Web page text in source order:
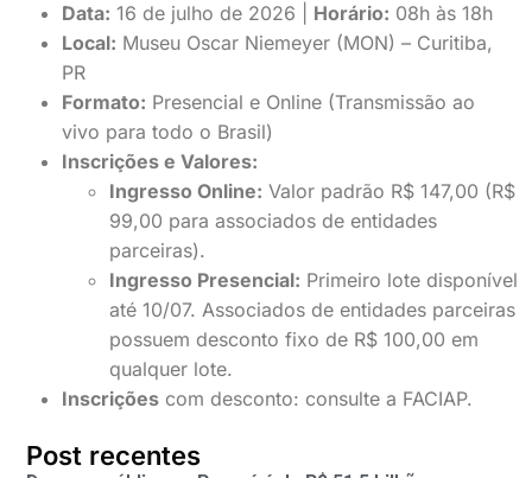
Data: 16 de julho de 2026 | Horário: 08h às 18h
Local: Museu Oscar Niemeyer (MON) – Curitiba,
PR
Formato: Presencial e Online (Transmissão ao
vivo para todo o Brasil)
Inscrições e Valores:
Ingresso Online: Valor padrão R$ 147,00 (R$
99,00 para associados de entidades
parceiras).
Ingresso Presencial: Primeiro lote disponível
até 10/07. Associados de entidades parceiras
possuem desconto fixo de R$ 100,00 em
qualquer lote.
Inscrições com desconto: consulte a FACIAP.
Post recentes